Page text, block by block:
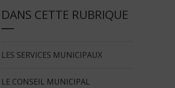
DANS CETTE RUBRIQUE
LES SERVICES MUNICIPAUX
LE CONSEIL MUNICIPAL